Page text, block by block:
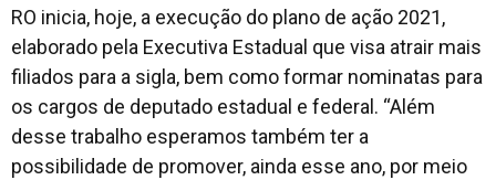
RO inicia, hoje, a execução do plano de ação 2021,
elaborado pela Executiva Estadual que visa atrair mais
filiados para a sigla, bem como formar nominatas para
os cargos de deputado estadual e federal. “Além
desse trabalho esperamos também ter a
possibilidade de promover, ainda esse ano, por meio